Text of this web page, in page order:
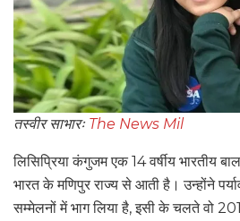
तस्वीर साभारःThe News Mil
लिसिप्रिया कंगुजम एक 14 वर्षीय भारतीय बाल
भारत के मणिपुर राज्य से आती है। उन्होंने
सम्मेलनों में भाग लिया है, इसी के चलते वो